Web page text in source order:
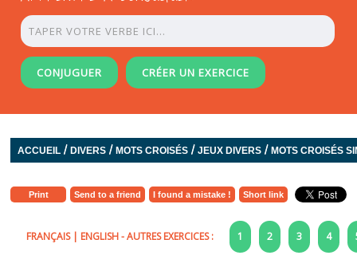
CONJUGUER CRÉER UN EXERCICE
ACCUEIL/ DIVERS/ MOTS CROISÉS/ JEUX DIVERS/ MOTS CROISÉS
Print Send to a friend I found a mistake ! Short link
FRANÇAIS| ENGLISH- AUTRES EXERCICES : 1 2 3 4